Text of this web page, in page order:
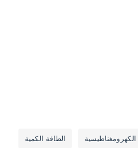
الطاقة الكمية